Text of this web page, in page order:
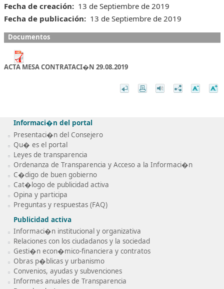
Fecha de creación: 13 de Septiembre de 2019
Fecha de publicación: 13 de Septiembre de 2019
Documentos
ACTA MESA CONTRATACI�N 29.08.2019
Informaci�n del portal
Presentaci�n del Consejero
Qu� es el portal
Leyes de transparencia
Ordenanza de Transparencia y Acceso a la Informaci�n
C�digo de buen gobierno
Cat�logo de publicidad activa
Opina y participa
Preguntas y respuestas (FAQ)
Publicidad activa
Informaci�n institucional y organizativa
Relaciones con los ciudadanos y la sociedad
Gesti�n econ�mico-financiera y contratos
Obras p�blicas y urbanismo
Convenios, ayudas y subvenciones
Informes anuales de Transparencia